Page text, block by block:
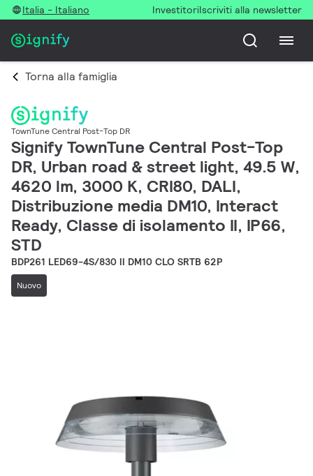
Italia - Italiano InvestitoriIscriviti alla newsletter
Torna alla famiglia
TownTune Central Post-Top DR
Signify TownTune Central Post-Top
DR, Urban road & street light, 49.5 W,
4620 lm, 3000 K, CRI80, DALI,
Distribuzione media DM10, Interact
Ready, Classe di isolamento II, IP66,
STD
BDP261 LED69-4S/830 II DM10 CLO SRTB 62P
Nuovo